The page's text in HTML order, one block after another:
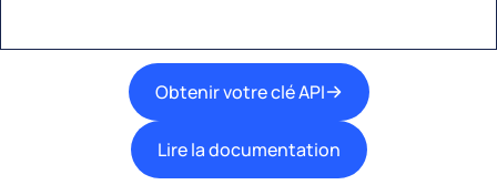
Obtenir votre clé API
Lire la documentation